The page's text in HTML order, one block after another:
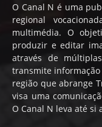
O Canal N é uma
regional
multimédia. O
produzir e editar
através de
transmite informação
região que abrange
visa uma
O Canal N leva até si